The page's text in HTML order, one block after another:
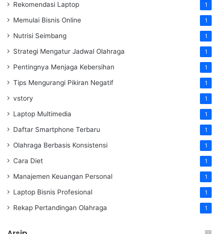
Rekomendasi Laptop 1
Memulai Bisnis Online 1
Nutrisi Seimbang 1
Strategi Mengatur Jadwal Olahraga 1
Pentingnya Menjaga Kebersihan 1
Tips Mengurangi Pikiran Negatif 1
vstory 1
Laptop Multimedia 1
Daftar Smartphone Terbaru 1
Olahraga Berbasis Konsistensi 1
Cara Diet 1
Manajemen Keuangan Personal 1
Laptop Bisnis Profesional 1
Rekap Pertandingan Olahraga 1